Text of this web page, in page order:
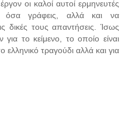
οι καλοί αυτοί ερμηνευτές
όσα γράφεις, αλλά και να
δικές τους απαντήσεις. Ίσως
το κείμενο, το οποίο είναι
ελληνικό τραγούδι αλλά και για